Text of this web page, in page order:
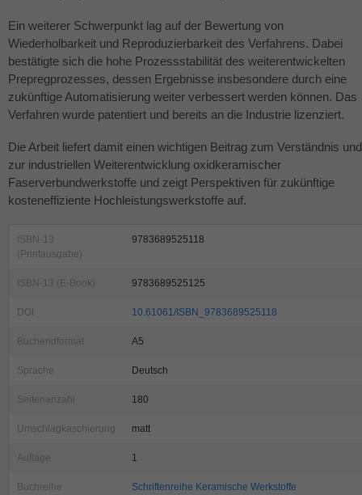
Ein weiterer Schwerpunkt lag auf der Bewertung von
Wiederholbarkeit und Reproduzierbarkeit des Verfahrens. Dabei
bestätigte sich die hohe Prozessstabilität des weiterentwickelten
Prepregprozesses, dessen Ergebnisse insbesondere durch eine
zukünftige Automatisierung weiter verbessert werden können. Das
Verfahren wurde patentiert und bereits an die Industrie lizenziert.
Die Arbeit liefert damit einen wichtigen Beitrag zum Verständnis und
zur industriellen Weiterentwicklung oxidkeramischer
Faserverbundwerkstoffe und zeigt Perspektiven für zukünftige
kosteneffiziente Hochleistungswerkstoffe auf.
ISBN-13
(Printausgabe)
9783689525118
ISBN-13 (E-Book) 9783689525125
DOI 10.61061/ISBN_9783689525118
Buchendformat A5
Sprache Deutsch
Seitenanzahl 180
Umschlagkaschierung matt
Auflage 1
Buchreihe Schriftenreihe Keramische Werkstoffe